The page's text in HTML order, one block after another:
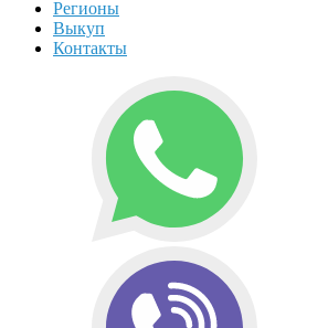
Регионы
Выкуп
Контакты